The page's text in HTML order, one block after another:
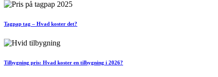
Tagpap tag – Hvad koster det?
Tilbygning pris: Hvad koster en tilbygning i 2026?